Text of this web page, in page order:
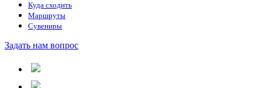
Куда сходить
Маршруты
Сувениры
Задать нам вопрос